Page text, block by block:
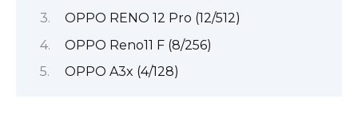
OPPO RENO 12 Pro (12/512)
OPPO Reno11 F (8/256)
OPPO A3x (4/128)